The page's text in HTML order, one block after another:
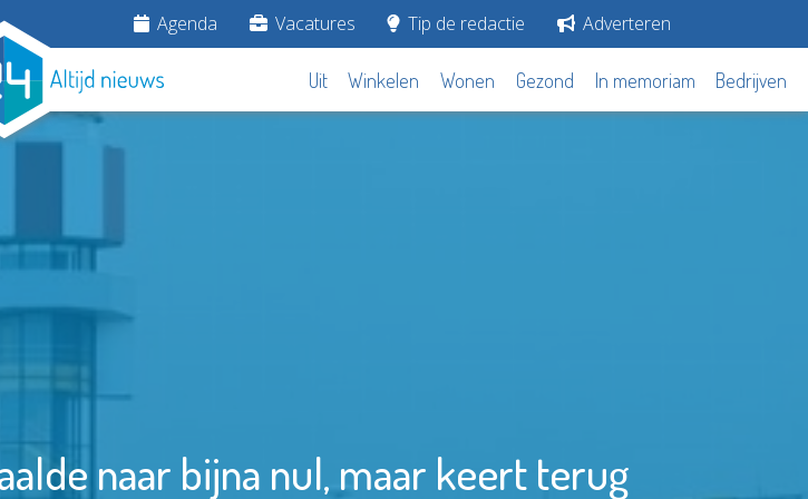
Agenda Vacatures Tip de redactie Adverteren
Uit Winkelen Wonen Gezond In memoriam Bedrijven
naar bijna nul, maar keert terug